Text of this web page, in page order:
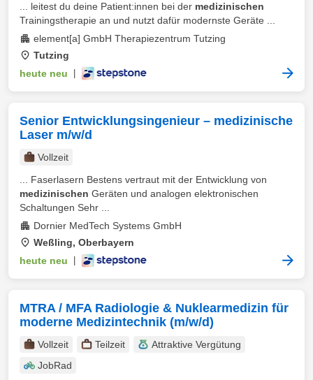
... leitest du deine Patient:innen bei der medizinischen
Trainingstherapie an und nutzt dafür modernste Geräte ...
element[a] GmbH Therapiezentrum Tutzing
Tutzing
heute neu
Senior Entwicklungsingenieur – medizinische
Laser m/w/d
Vollzeit
... Faserlasern Bestens vertraut mit der Entwicklung von
medizinischen Geräten und analogen elektronischen
Schaltungen Sehr ...
Dornier MedTech Systems GmbH
Weßling, Oberbayern
heute neu
MTRA / MFA Radiologie & Nuklearmedizin für
moderne Medizintechnik (m/w/d)
Vollzeit Teilzeit
Attraktive Vergütung
JobRad